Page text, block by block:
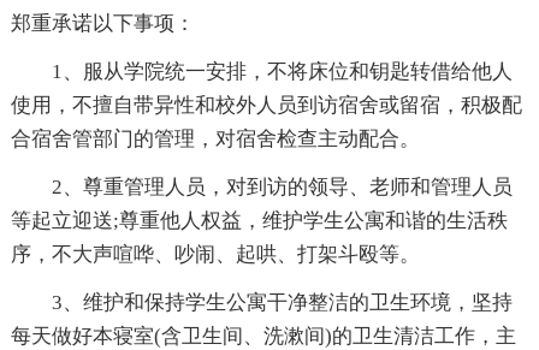
郑重承诺以下事项：
1、服从学院统一安排，不将床位和钥匙转借给他人
使用，不擅自带异性和校外人员到访宿舍或留宿，积极配
合宿舍管部门的管理，对宿舍检查主动配合。
2、尊重管理人员，对到访的领导、老师和管理人员
等起立迎送;尊重他人权益，维护学生公寓和谐的生活秩
序，不大声喧哗、吵闹、起哄、打架斗殴等。
3、维护和保持学生公寓干净整洁的卫生环境，坚持
每天做好本寝室(含卫生间、洗漱间)的卫生清洁工作，主